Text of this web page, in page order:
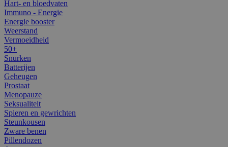
Hart- en bloedvaten
Immuno - Energie
Energie booster
Weerstand
Vermoeidheid
50+
Snurken
Batterijen
Geheugen
Prostaat
Menopauze
Seksualiteit
Spieren en gewrichten
Steunkousen
Zware benen
Pillendozen